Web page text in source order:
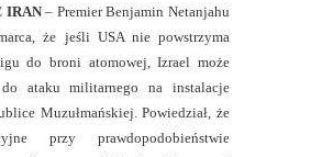
IRAN– Premier Benjamin Netanjahu
że jeśli USA nie powstrzyma
do broni atomowej, Izrael może
ataku militarnego na instalacje
Muzułmańskiej. Powiedział, że
przy prawdopodobieństwie